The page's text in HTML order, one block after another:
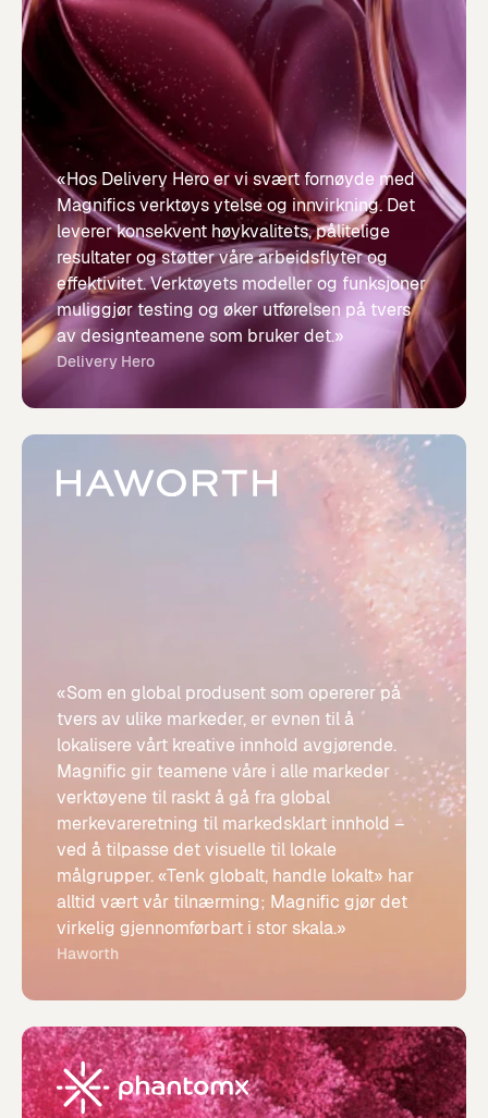
«Hos Delivery Hero er vi svært fornøyde med
Magnifics verktøys ytelse og innvirkning. Det
leverer konsekvent høykvalitets, pålitelige
resultater og støtter våre arbeidsflyter og
effektivitet. Verktøyets modeller og funksjoner
muliggjør testing og øker utførelsen på tvers
av designteamene som bruker det.»
Delivery Hero
«Som en global produsent som opererer på
tvers av ulike markeder, er evnen til å
lokalisere vårt kreative innhold avgjørende.
Magnific gir teamene våre i alle markeder
verktøyene til raskt å gå fra global
merkevareretning til markedsklart innhold –
ved å tilpasse det visuelle til lokale
målgrupper. «Tenk globalt, handle lokalt» har
alltid vært vår tilnærming; Magnific gjør det
virkelig gjennomførbart i stor skala.»
Haworth